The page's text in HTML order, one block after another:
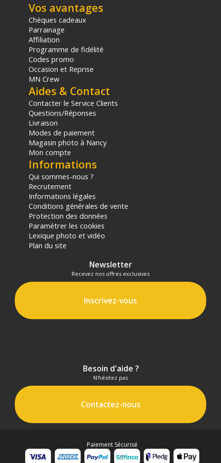
Vos avantages
Chèques cadeaux
Parrainage
Affiliation
Programme de fidélité
Codes promo
Occasion et Reprise
MN Crew
Aides & Contact
Contacter le Service Clients
Questions/Réponses
Livraison
Modes de paiement
Magasin photo à Nancy
Mon compte
Informations
Qui sommes-nous ?
Recrutement
Informations légales
Conditions générales de vente
Protection des données
Paramétrer les cookies
Lexique photo et vidéo
Plan du site
Newsletter
Recevez nos offres exclusives
Inscrivez-vous
Besoin d'aide ?
N'hésitez pas
Contactez-nous
Paiement Sécurisé